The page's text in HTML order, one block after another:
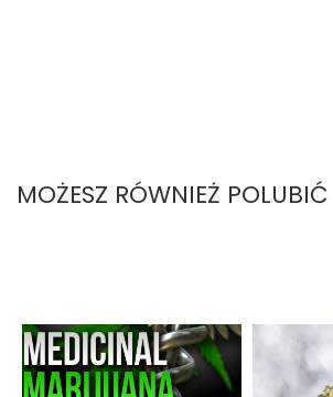
MOŻESZ RÓWNIEŻ POLUBIĆ